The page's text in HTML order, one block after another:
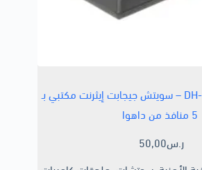
DH-PFS3005-5GT-L – سويتش جيجابت إيثرنت مكتبي بـ
5 منافذ من داهوا
50,00ر.س